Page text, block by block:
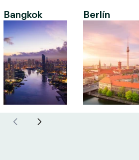
Bangkok Berlín